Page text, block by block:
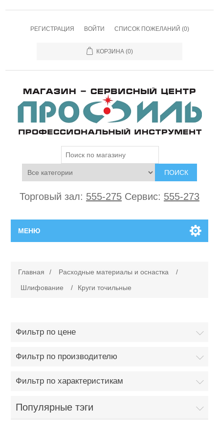
РЕГИСТРАЦИЯ ВОЙТИ СПИСОК ПОЖЕЛАНИЙ (0)
КОРЗИНА (0)
ПОИСК
Торговый зал: 555-275 Сервис: 555-273
МЕНЮ
Главная / Расходные материалы и оснастка
/
Шлифование
/ Круги точильные
Фильтр по цене
Фильтр по производителю
Фильтр по характеристикам
Популярные тэги